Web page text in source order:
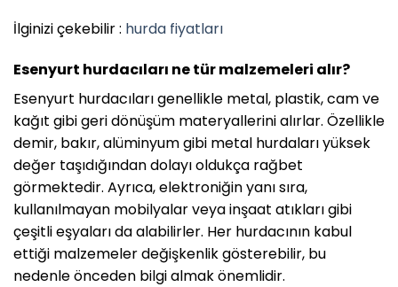
İlginizi çekebilir : hurda fiyatları
Esenyurt hurdacıları ne tür malzemeleri alır?
Esenyurt hurdacıları genellikle metal, plastik, cam ve
kağıt gibi geri dönüşüm materyallerini alırlar. Özellikle
demir, bakır, alüminyum gibi metal hurdaları yüksek
değer taşıdığından dolayı oldukça rağbet
görmektedir. Ayrıca, elektroniğin yanı sıra,
kullanılmayan mobilyalar veya inşaat atıkları gibi
çeşitli eşyaları da alabilirler. Her hurdacının kabul
ettiği malzemeler değişkenlik gösterebilir, bu
nedenle önceden bilgi almak önemlidir.